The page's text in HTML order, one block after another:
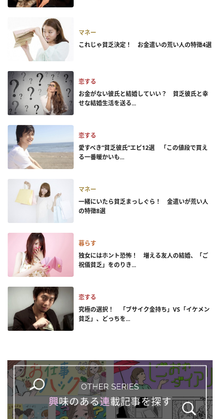
マネー
これじゃ貧乏決定！ お金遣いの荒い人の特徴4選
恋する
お金がない彼氏と結婚していい？ 貧乏彼氏と幸
せな結婚生活を送る...
恋する
愛すべき”貧乏彼氏”エピ12選 「この値段で買え
る一番暖かいも...
マネー
一緒にいたら貧乏まっしぐら！ 金遣いが荒い人
の特徴8選
暮らす
独女にはホント恐怖！ 増える友人の結婚、「ご
祝儀貧乏」をのりき...
恋する
究極の選択！ 「ブサイク金持ち」VS「イケメン
貧乏」、どっちを...